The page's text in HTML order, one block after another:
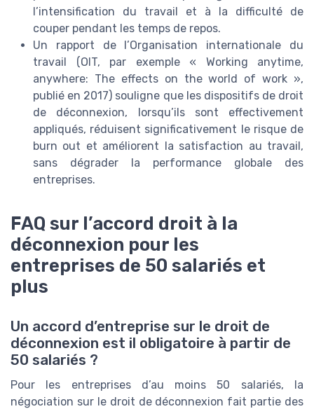
l’intensification du travail et à la difficulté de
couper pendant les temps de repos.
Un rapport de l’Organisation internationale du
travail (OIT, par exemple « Working anytime,
anywhere: The effects on the world of work »,
publié en 2017) souligne que les dispositifs de droit
de déconnexion, lorsqu’ils sont effectivement
appliqués, réduisent significativement le risque de
burn out et améliorent la satisfaction au travail,
sans dégrader la performance globale des
entreprises.
FAQ sur l’accord droit à la
déconnexion pour les
entreprises de 50 salariés et
plus
Un accord d’entreprise sur le droit de
déconnexion est il obligatoire à partir de
50 salariés ?
Pour les entreprises d’au moins 50 salariés, la
négociation sur le droit de déconnexion fait partie des